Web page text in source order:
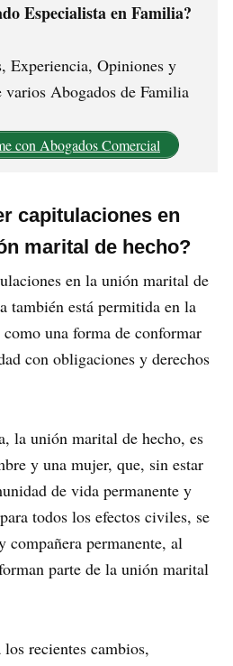
Especialista en Familia?
Experiencia, Opiniones y
varios Abogados de Familia
con Abogados Comercial
capitulaciones en
marital de hecho?
en la unión marital de
también está permitida en la
una forma de conformar
con obligaciones y derechos
la unión marital de hecho, es
y una mujer, que, sin estar
de vida permanente y
todos los efectos civiles, se
compañera permanente, al
parte de la unión marital
recientes cambios,